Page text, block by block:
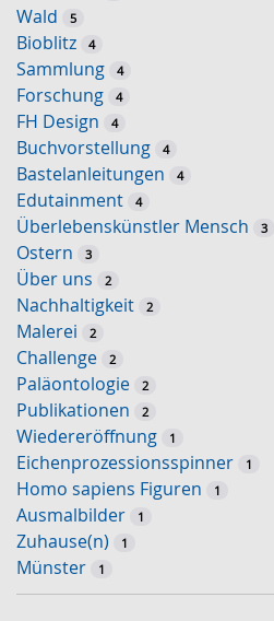
Wald 5
Bioblitz 4
Sammlung 4
Forschung 4
FH Design 4
Buchvorstellung 4
Bastelanleitungen 4
Edutainment 4
Überlebenskünstler Mensch 3
Ostern 3
Über uns 2
Nachhaltigkeit 2
Malerei 2
Challenge 2
Paläontologie 2
Publikationen 2
Wiedereröffnung 1
Eichenprozessionsspinner 1
Homo sapiens Figuren 1
Ausmalbilder 1
Zuhause(n) 1
Münster 1